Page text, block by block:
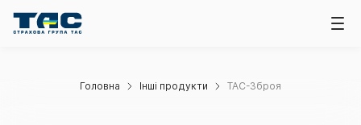
Головна Інші продукти ТАС-Зброя